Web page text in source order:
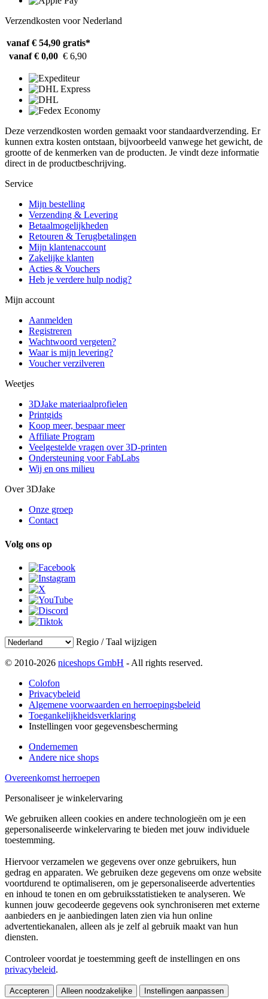
Verzendkosten voor Nederland
vanaf € 54,90 gratis*
vanaf € 0,00 € 6,90
Deze verzendkosten worden gemaakt voor standaardverzending. Er
kunnen extra kosten ontstaan, bijvoorbeeld vanwege het gewicht, de
grootte of de kenmerken van de producten. Je vindt deze informatie
direct in de productbeschrijving.
Service
Mijn bestelling
Verzending & Levering
Betaalmogelijkheden
Retouren & Terugbetalingen
Mijn klantenaccount
Zakelijke klanten
Acties & Vouchers
Heb je verdere hulp nodig?
Mijn account
Aanmelden
Registreren
Wachtwoord vergeten?
Waar is mijn levering?
Voucher verzilveren
Weetjes
3DJake materiaalprofielen
Printgids
Koop meer, bespaar meer
Affiliate Program
Veelgestelde vragen over 3D-printen
Ondersteuning voor FabLabs
Wij en ons milieu
Over 3DJake
Onze groep
Contact
Volg ons op
Regio / Taal wijzigen
© 2010-2026 niceshops GmbH - All rights reserved.
Colofon
Privacybeleid
Algemene voorwaarden en herroepingsbeleid
Toegankelijkheidsverklaring
Instellingen voor gegevensbescherming
Ondernemen
Andere nice shops
Overeenkomst herroepen
Personaliseer je winkelervaring
We gebruiken alleen cookies en andere technologieën om je een
gepersonaliseerde winkelervaring te bieden met jouw individuele
toestemming.
Hiervoor verzamelen we gegevens over onze gebruikers, hun
gedrag en apparaten. We gebruiken deze gegevens om onze website
voortdurend te optimaliseren, om je gepersonaliseerde advertenties
en inhoud te tonen en om gebruiksstatistieken te analyseren. We
kunnen jouw gecodeerde gegevens ook synchroniseren met externe
aanbieders en je aanbiedingen laten zien via hun online
advertentiekanalen, alleen als je zelf al gebruik maakt van hun
diensten.
Controleer voordat je toestemming geeft de instellingen en ons
privacybeleid.
Accepteren Alleen noodzakelijke Instellingen aanpassen